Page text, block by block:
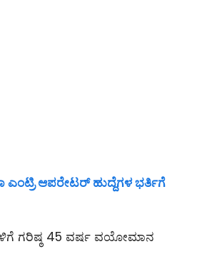
ಎಂಟ್ರಿ ಆಪರೇಟರ್ ಹುದ್ದೆಗಳ ಭರ್ತಿಗೆ
ಗರಿಷ್ಠ 45 ವರ್ಷ ವಯೋಮಾನ